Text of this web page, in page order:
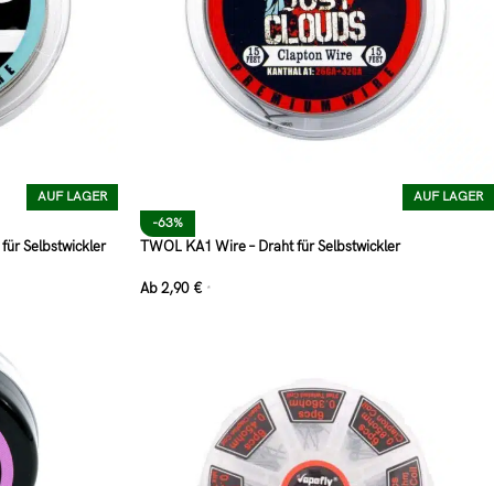
AUF LAGER
Selbstwickler
AUF LAGER
-63%
TWOL KA1 Wire – Draht für Selbstwickler
Ab2,90 € *